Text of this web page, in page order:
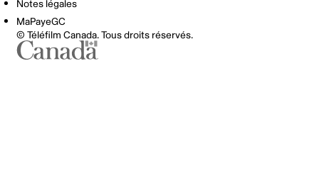
Notes légales
MaPayeGC
© Téléfilm Canada. Tous droits réservés.